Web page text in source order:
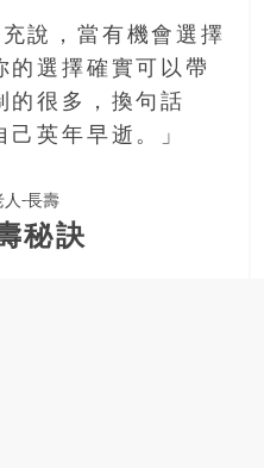
說，當有機會選擇
的選擇確實可以帶
的很多，換句話
英年早逝。」
秘訣